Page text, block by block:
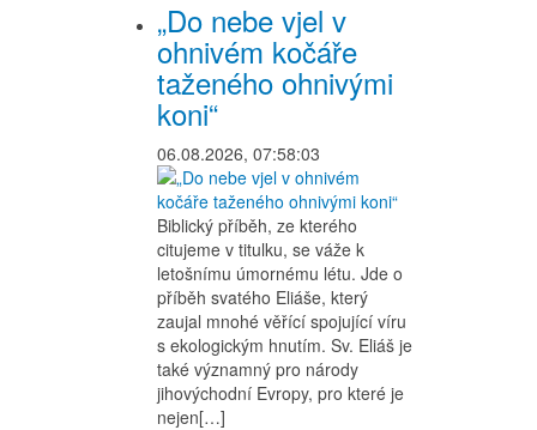
„Do nebe vjel v
ohnivém kočáře
taženého ohnivými
koni“
06.08.2026, 07:58:03
Biblický příběh, ze kterého
citujeme v titulku, se váže k
letošnímu úmornému létu. Jde o
příběh svatého Eliáše, který
zaujal mnohé věřící spojující víru
s ekologickým hnutím. Sv. Eliáš je
také významný pro národy
jihovýchodní Evropy, pro které je
nejen[…]